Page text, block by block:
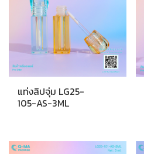
แท่งลิปจุ่ม LG25-
105-AS-3ML